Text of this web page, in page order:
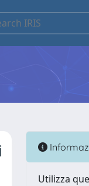
Utilizza